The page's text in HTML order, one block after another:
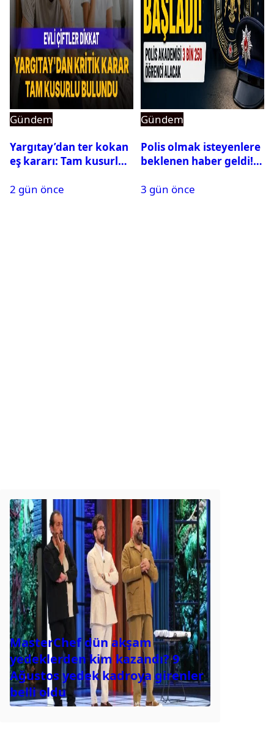
Gündem
Yargıtay’dan ter kokan
eş kararı: Tam kusurlu
2 gün önce
Gündem
Polis olmak isteyenlere
beklenen haber geldi!
3 gün önce
MasterChef dün akşam
yedeklerden kim kazandı? 9
Ağustos yedek kadroya girenler
belli oldu